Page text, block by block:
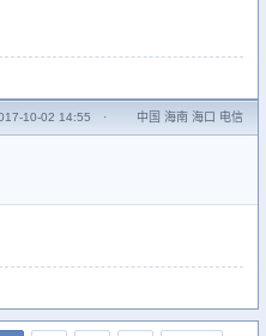
10-02 14:55 · 中国 海南 海口 电信